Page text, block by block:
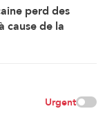
perd des
cause de la
Urgent